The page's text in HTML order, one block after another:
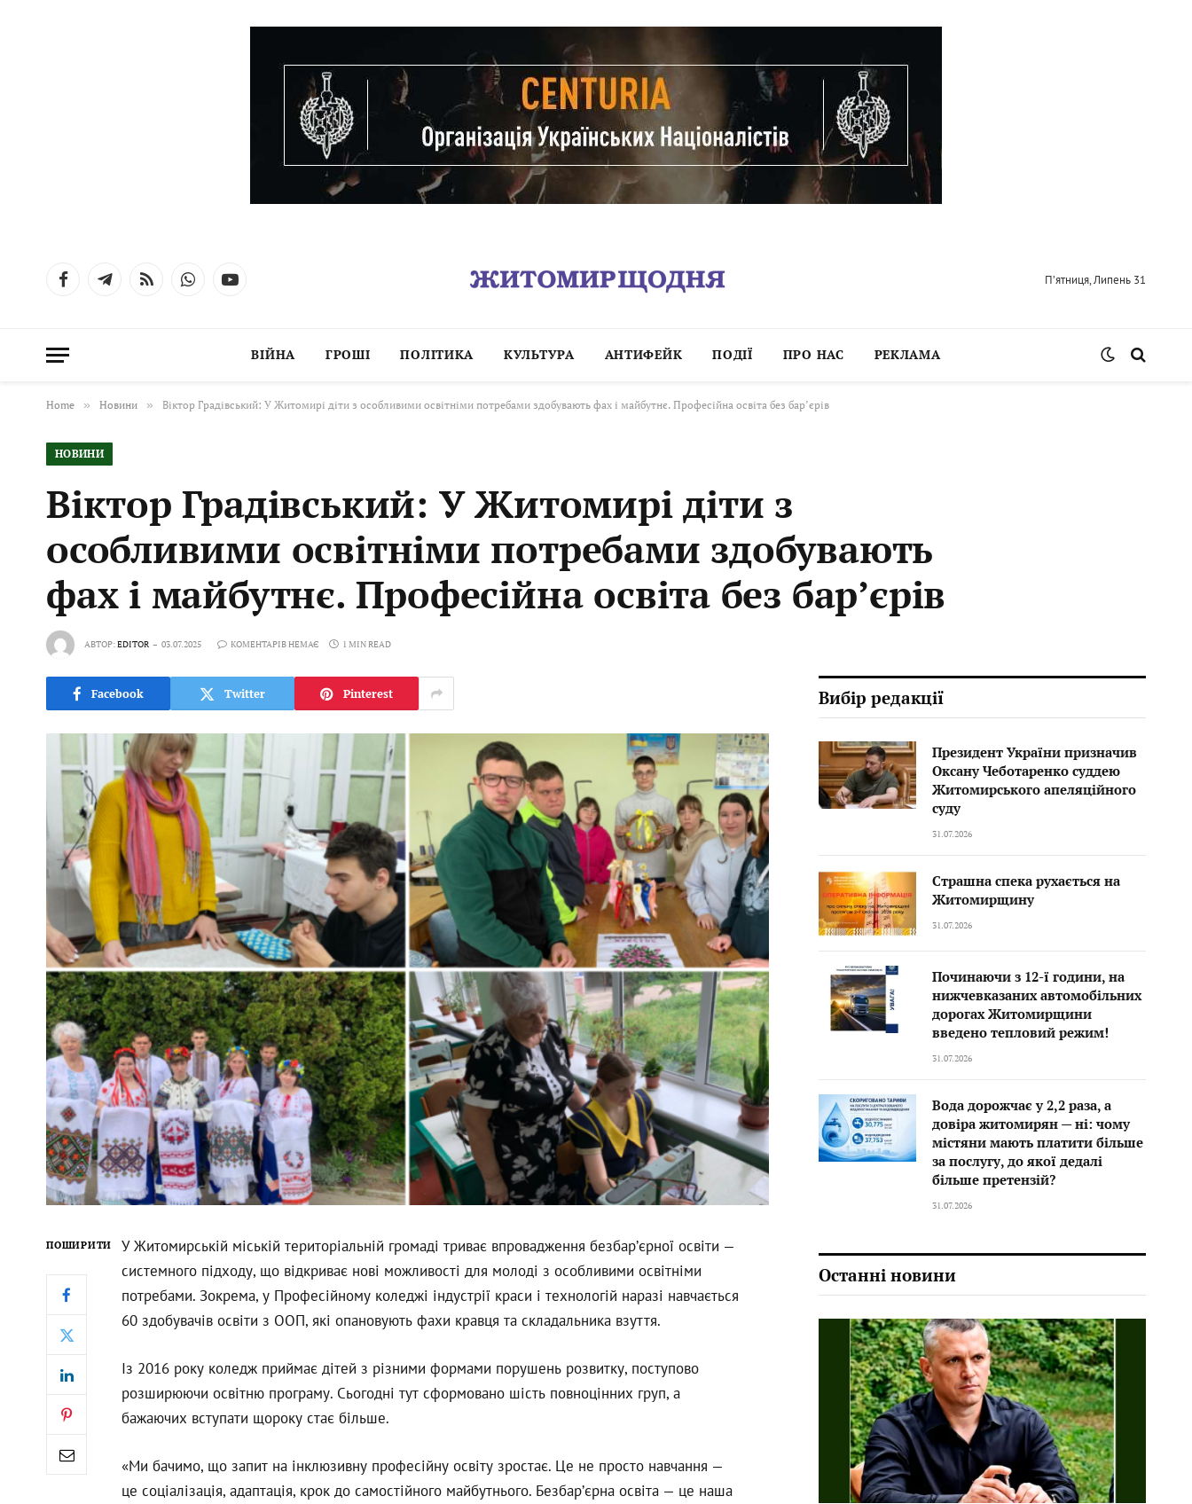
FacebookTelegramRSS WhatsAppYouTube П’ятниця, Липень 31
ВІЙНА ГРОШІ ПОЛІТИКА КУЛЬТУРА АНТИФЕЙК ПОДІЇ ПРО НАС РЕКЛАМА
Home » Новини » Віктор Градівський: У Житомирі діти з особливими освітніми потребами здобувають фах і майбутнє. Професійна освіта без бар’єрів
НОВИНИ
Віктор Градівський: У Житомирі діти з
особливими освітніми потребами здобувають
фах і майбутнє. Професійна освіта без бар’єрів
АВТОР:EDITOR 03.07.2025 КОМЕНТАРІВ НЕМАЄ 1 MIN READ
Facebook Twitter Pinterest
ПОШИРИТИ
У Житомирській міській територіальній громаді триває впровадження безбар’єрної освіти —
системного підходу, що відкриває нові можливості для молоді з особливими освітніми
потребами. Зокрема, у Професійному коледжі індустрії краси і технологій наразі навчається
60 здобувачів освіти з ООП, які опановують фахи кравця та складальника взуття.
Із 2016 року коледж приймає дітей з різними формами порушень розвитку, поступово
розширюючи освітню програму. Сьогодні тут сформовано шість повноцінних груп, а
бажаючих вступати щороку стає більше.
«Ми бачимо, що запит на інклюзивну професійну освіту зростає. Це не просто навчання —
це соціалізація, адаптація, крок до самостійного майбутнього. Безбар’єрна освіта — це наша
Вибір редакції
Президент України призначив
Оксану Чеботаренко суддею
Житомирського апеляційного
суду
31.07.2026
Страшна спека рухається на
Житомирщину
31.07.2026
Починаючи з 12-ї години, на
нижчевказаних автомобільних
дорогах Житомирщини
введено тепловий режим!
31.07.2026
Вода дорожчає у 2,2 раза, а
довіра житомирян — ні: чому
містяни мають платити більше
за послугу, до якої дедалі
більше претензій?
31.07.2026
Останні новини